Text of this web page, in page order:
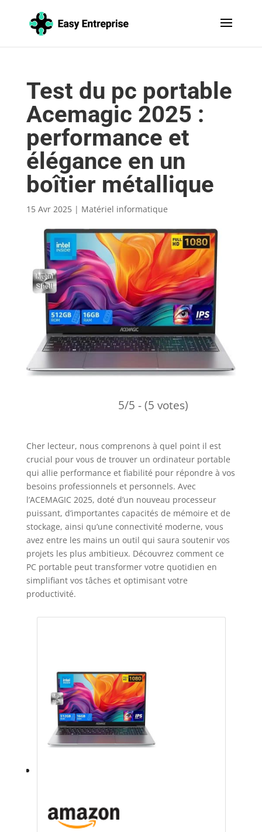
Test du pc portable
Acemagic 2025 :
performance et
élégance en un
boîtier métallique
15 Avr 2025| Matériel informatique
5/5 - (5 votes)
Cher lecteur, nous comprenons à quel point il est
crucial pour vous de trouver un ordinateur portable
qui allie performance et fiabilité pour répondre à vos
besoins professionnels et personnels. Avec
l’ACEMAGIC 2025, doté d’un nouveau processeur
puissant, d’importantes capacités de mémoire et de
stockage, ainsi qu’une connectivité moderne, vous
avez entre les mains un outil qui saura soutenir vos
projets les plus ambitieux. Découvrez comment ce
PC portable peut transformer votre quotidien en
simplifiant vos tâches et optimisant votre
productivité.